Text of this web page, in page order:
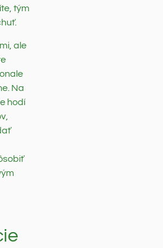
tým
ale
Na
hodí